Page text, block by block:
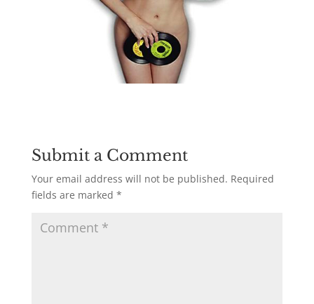
Submit a Comment
Your email address will not be published. Required
fields are marked *